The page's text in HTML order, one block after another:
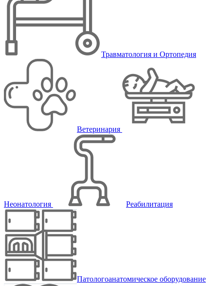
Травматология и Ортопедия
Ветеринария
Неонатология Реабилитация
Патологоанатомическое оборудование